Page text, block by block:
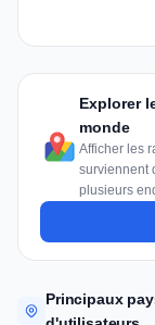
Explorer
monde
Afficher les
surviennent
plusieurs
Principaux